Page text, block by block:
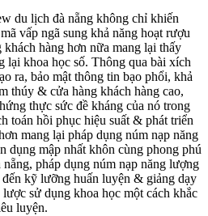
du lịch đà nẵng không chỉ khiến
vấp ngã sung khả năng hoạt rượu
hàng hơn nữa mang lại thấy
lại khoa học số. Thông qua bài xích
ra, bảo mật thông tin bạo phổi, khả
thúy & cửa hàng khách hàng cao,
thực sức đề kháng của nó trong
toán hồi phục hiệu suất & phát triển
mang lại pháp dụng núm nạp năng
dụng mập nhất khôn cùng phong phú
pháp dụng núm nạp năng lượng
kỹ lưỡng huấn luyện & giảng dạy
sử dụng khoa học một cách khắc
luyện.